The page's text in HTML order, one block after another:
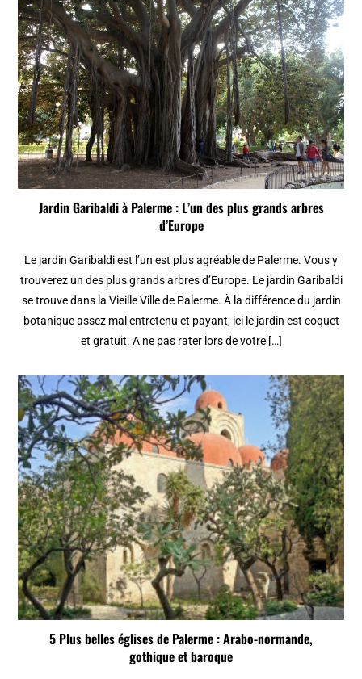
Jardin Garibaldi à Palerme : L’un des plus grands arbres
d’Europe
Le jardin Garibaldi est l’un est plus agréable de Palerme. Vous y
trouverez un des plus grands arbres d’Europe. Le jardin Garibaldi
se trouve dans la Vieille Ville de Palerme. À la différence du jardin
botanique assez mal entretenu et payant, ici le jardin est coquet
et gratuit. A ne pas rater lors de votre […]
5 Plus belles églises de Palerme : Arabo-normande,
gothique et baroque